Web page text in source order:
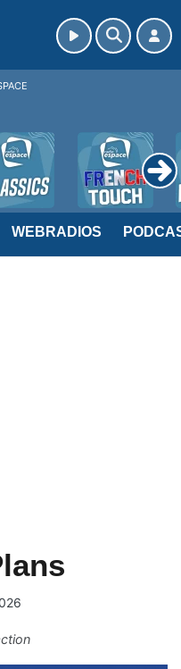
WEBRADIOS